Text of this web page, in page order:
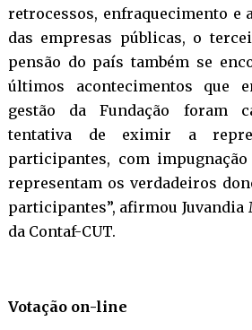
retrocessos, enfraquecimento e
das empresas públicas, o
pensão do país também se
últimos acontecimentos que
gestão da Fundação foram
tentativa de eximir a
participantes, com
representam os verdadeiros
participantes”, afirmou
da Contaf-CUT.
Votação on-line